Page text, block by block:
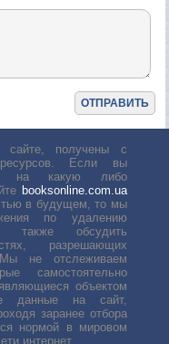
сайте, получены с
ресурсов. Если вы
на какую либо
booksonline.com.ua
в будущем, то мы
по удалению
также обсудить
разрешающих
Мы не отслеживаем
самостоятельно
объектом
данные на сайт,
заранее отбора
нормой в мировом
интернет.